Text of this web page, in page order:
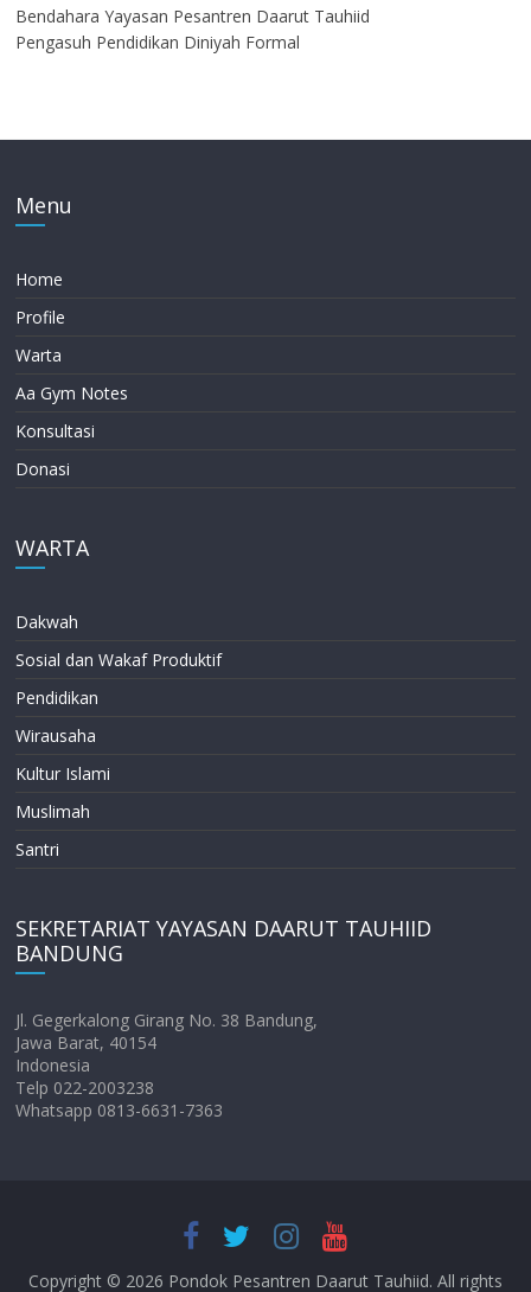
Bendahara Yayasan Pesantren Daarut Tauhiid
Pengasuh Pendidikan Diniyah Formal
Menu
Home
Profile
Warta
Aa Gym Notes
Konsultasi
Donasi
WARTA
Dakwah
Sosial dan Wakaf Produktif
Pendidikan
Wirausaha
Kultur Islami
Muslimah
Santri
SEKRETARIAT YAYASAN DAARUT TAUHIID
BANDUNG
Jl. Gegerkalong Girang No. 38 Bandung,
Jawa Barat, 40154
Indonesia
Telp 022-2003238
Whatsapp 0813-6631-7363
Copyright © 2026 Pondok Pesantren Daarut Tauhiid. All rights